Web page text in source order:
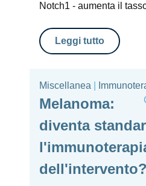
Notch1 - aumenta il
Leggi tutto
Miscellanea
Melanoma:
diventa
dell'intervento?